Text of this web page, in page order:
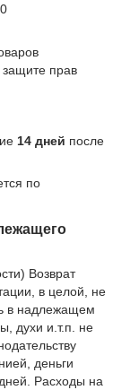
прав
14 дней после
по
Возврат
в целой, не
в надлежащем
духи и.т.п. не
деньги
Расходы на